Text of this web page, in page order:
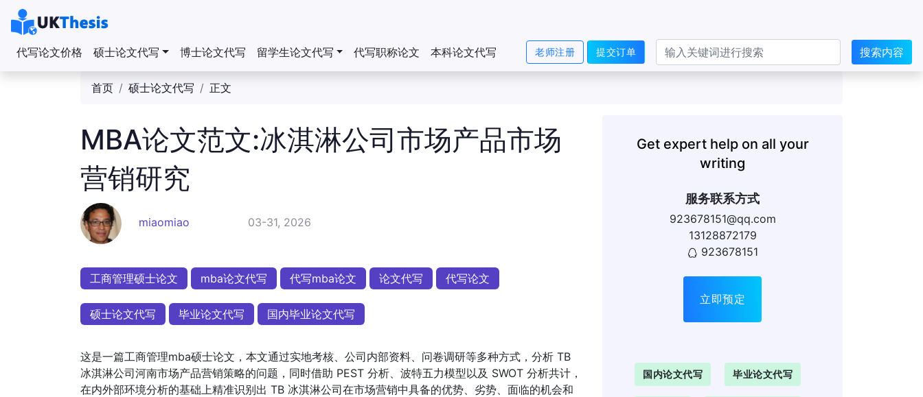
代写论文价格 硕士论文代写 博士论文代写 留学生论文代写 代写职称论文 本科论文代写 搜索内容
老师注册 提交订单
首页 硕士论文代写 正文
MBA论文范文:冰淇淋公司市场产品市场
营销研究
miaomiao 03-31, 2026
工商管理硕士论文 mba论文代写 代写mba论文 论文代写 代写论文
硕士论文代写 毕业论文代写 国内毕业论文代写
这是一篇工商管理mba硕士论文，本文通过实地考核、公司内部资料、问卷调研等多种方式，分析 TB
冰淇淋公司河南市场产品营销策略的问题，同时借助 PEST 分析、波特五力模型以及 SWOT 分析共计，
在内外部环境分析的基础上精准识别出 TB 冰淇淋公司在市场营销中具备的优势、劣势、面临的机会和
Get expert help on all your
writing
服务联系方式
923678151@qq.com
13128872179
923678151
立即预定
国内论文代写 毕业论文代写